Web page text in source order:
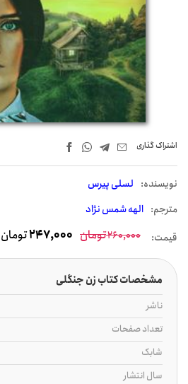
اشتراک‌ گذاری
نويسنده: لسلی پیرس
مترجم: الهه شمس نژاد
قیمت: 260,000تومان 247,000تومان
مشخصات کتاب زن جنگلی
ناشر
تعداد صفحات
شابک
سال انتشار